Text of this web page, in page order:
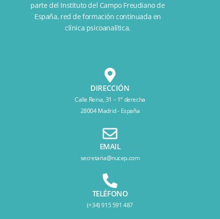
parte del Instituto del Campo Freudiano de
España, red de formación continuada en
clínica psicoanalítica.
DIRECCIÓN
Calle Reina, 31 – 1º derecha
28004 Madrid - España
EMAIL
secretaria@nucep.com
TELÉFONO
(+34) 915 591 487